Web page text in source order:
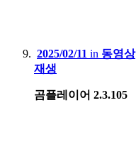
2025/02/11 in 동영상
재생
곰플레이어 2.3.105